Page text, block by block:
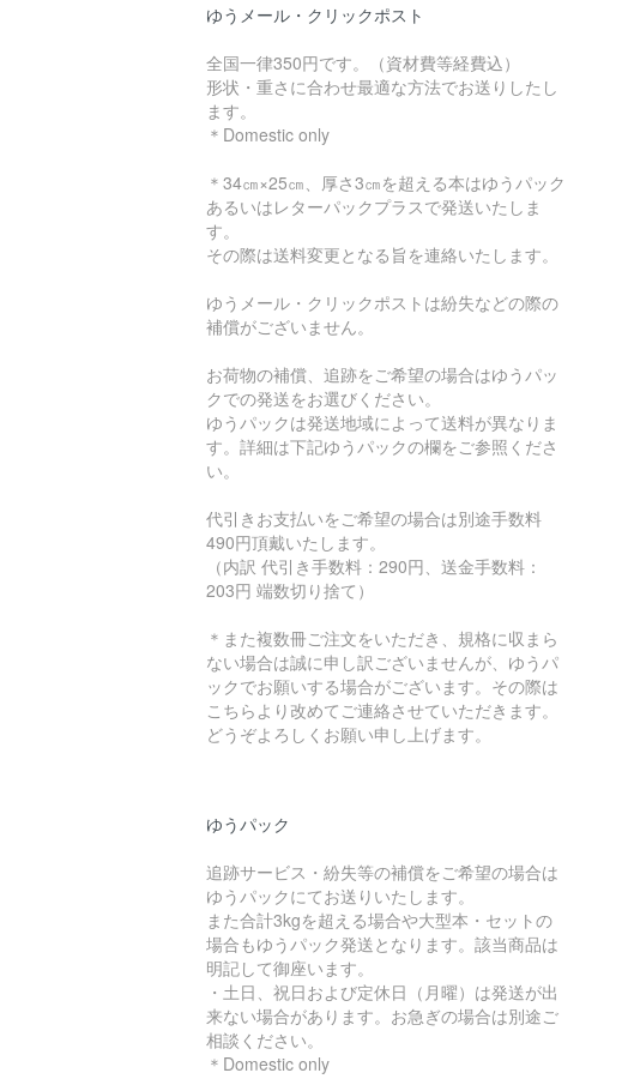
ゆうメール・クリックポスト
全国一律350円です。（資材費等経費込）
形状・重さに合わせ最適な方法でお送りしたし
ます。
＊Domestic only
＊34㎝×25㎝、厚さ3㎝を超える本はゆうパック
あるいはレターパックプラスで発送いたしま
す。
その際は送料変更となる旨を連絡いたします。
ゆうメール・クリックポストは紛失などの際の
補償がございません。
お荷物の補償、追跡をご希望の場合はゆうパッ
クでの発送をお選びください。
ゆうパックは発送地域によって送料が異なりま
す。詳細は下記ゆうパックの欄をご参照くださ
い。
代引きお支払いをご希望の場合は別途手数料
490円頂戴いたします。
（内訳 代引き手数料：290円、送金手数料：
203円 端数切り捨て）
＊また複数冊ご注文をいただき、規格に収まら
ない場合は誠に申し訳ございませんが、ゆうパ
ックでお願いする場合がございます。その際は
こちらより改めてご連絡させていただきます。
どうぞよろしくお願い申し上げます。
ゆうパック
追跡サービス・紛失等の補償をご希望の場合は
ゆうパックにてお送りいたします。
また合計3kgを超える場合や大型本・セットの
場合もゆうパック発送となります。該当商品は
明記して御座います。
・土日、祝日および定休日（月曜）は発送が出
来ない場合があります。お急ぎの場合は別途ご
相談ください。
＊Domestic only